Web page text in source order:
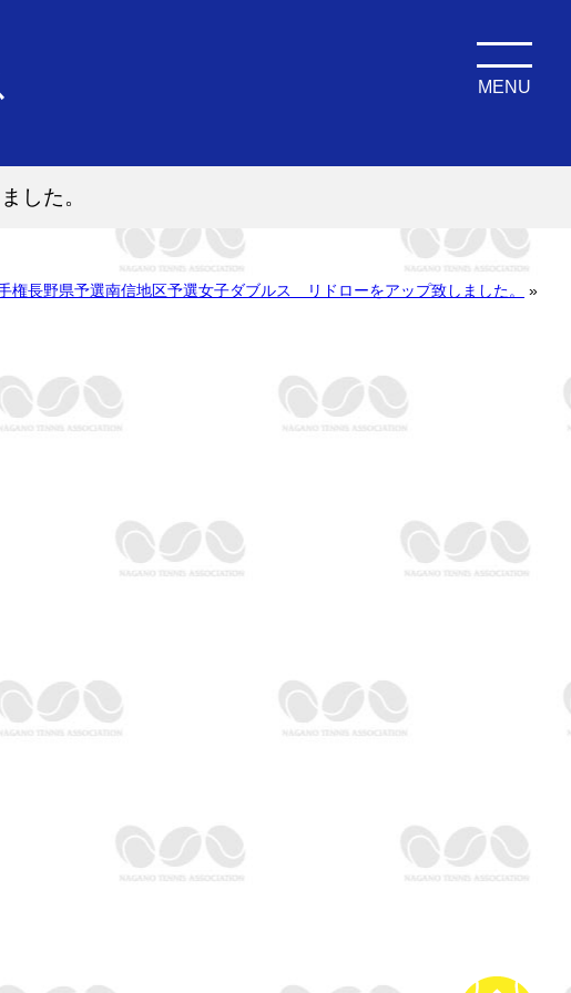
MENU
した。
権長野県予選南信地区予選女子ダブルス リドローをアップ致しました。
»